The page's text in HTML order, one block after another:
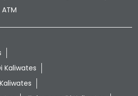
ATM
Kaliwates